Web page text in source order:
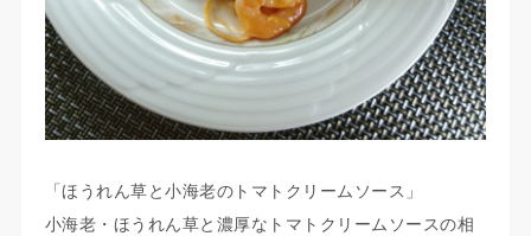
「ほうれん草と小海老のトマトクリームソース」
小海老・ほうれん草と濃厚なトマトクリームソースの相